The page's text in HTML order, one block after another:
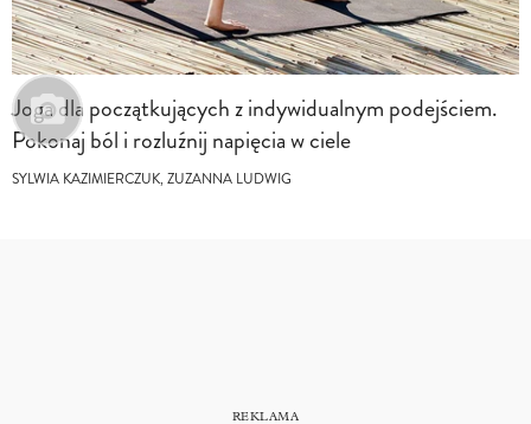
Joga dla początkujących z indywidualnym podejściem.
Pokonaj ból i rozluźnij napięcia w ciele
SYLWIA KAZIMIERCZUK, ZUZANNA LUDWIG